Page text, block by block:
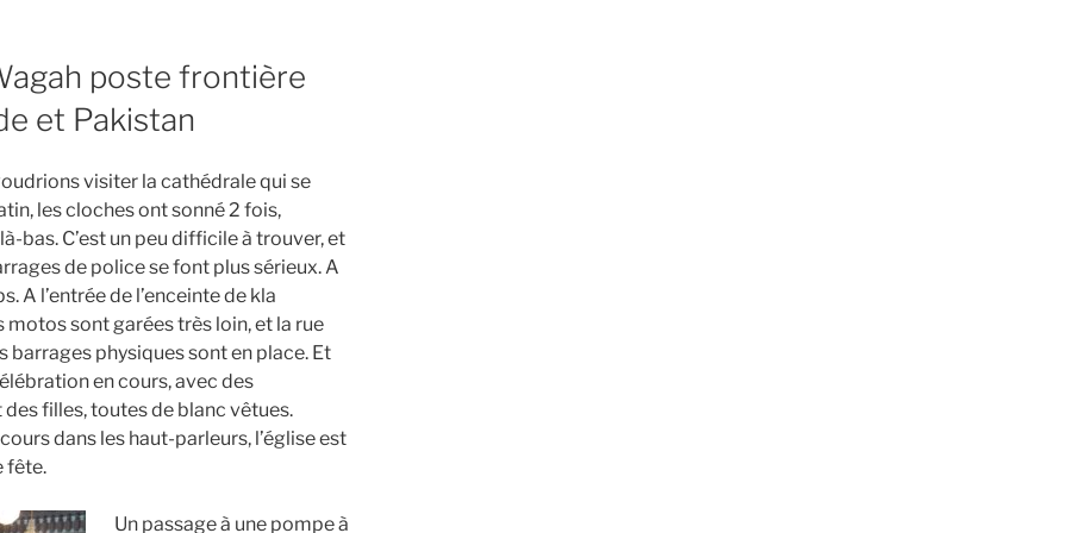
poste frontière
et Pakistan
visiter la cathédrale qui se
les cloches ont sonné 2 fois,
bas. C’est un peu difficile à trouver, et
de police se font plus sérieux. A
A l’entrée de l’enceinte de kla
sont garées très loin, et la rue
barrages physiques sont en place. Et
en cours, avec des
filles, toutes de blanc vêtues.
dans les haut-parleurs, l’église est
fête.
Un passage à une pompe à